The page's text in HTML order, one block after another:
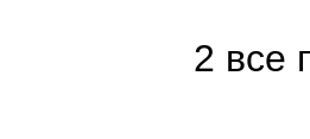
2 все